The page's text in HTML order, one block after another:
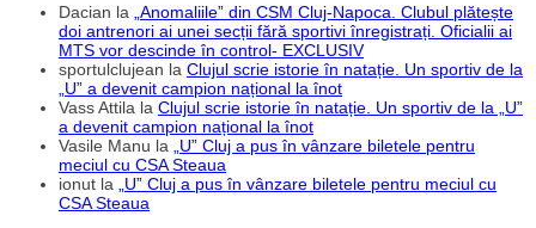
Dacian la
„Anomaliile” din CSM Cluj-Napoca. Clubul plătește
doi antrenori ai unei secții fără sportivi înregistrați. Oficialii ai
MTS vor descinde în control- EXCLUSIV
sportulclujean la Clujul scrie istorie în natație. Un sportiv de la
„U” a devenit campion național la înot
Vass Attila la Clujul scrie istorie în natație. Un sportiv de la „U”
a devenit campion național la înot
Vasile Manu la
„U” Cluj a pus în vânzare biletele pentru
meciul cu CSA Steaua
ionut la
„U” Cluj a pus în vânzare biletele pentru meciul cu
CSA Steaua